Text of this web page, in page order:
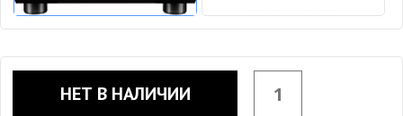
НЕТ В НАЛИЧИИ